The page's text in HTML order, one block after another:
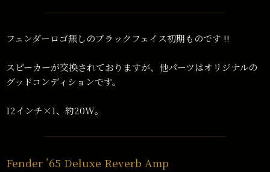
フェンダーロゴ無しのブラックフェイス初期ものです !!
スピーカーが交換されておりますが、他パーツはオリジナルの
グッドコンディションです。
12インチ×1、約20W。
Fender ’65 Deluxe Reverb Amp